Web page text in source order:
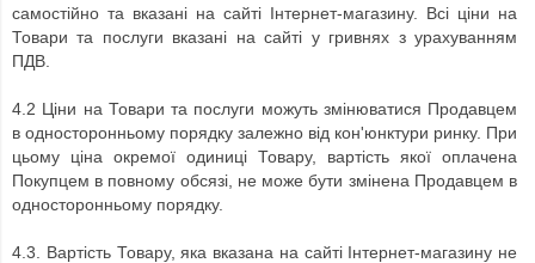
самостійно та вказані на сайті Інтернет-магазину. Всі ціни на
Товари та послуги вказані на сайті у гривнях з урахуванням
ПДВ.
4.2 Ціни на Товари та послуги можуть змінюватися Продавцем
в односторонньому порядку залежно від кон'юнктури ринку. При
цьому ціна окремої одиниці Товару, вартість якої оплачена
Покупцем в повному обсязі, не може бути змінена Продавцем в
односторонньому порядку.
4.3. Вартість Товару, яка вказана на сайті Інтернет-магазину не